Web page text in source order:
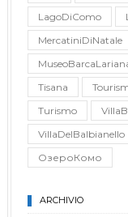
LagoDiComo
MercatiniDiNatale
Tisana
Turismo
VillaDelBalbianello
ОзероКомо
ARCHIVIO